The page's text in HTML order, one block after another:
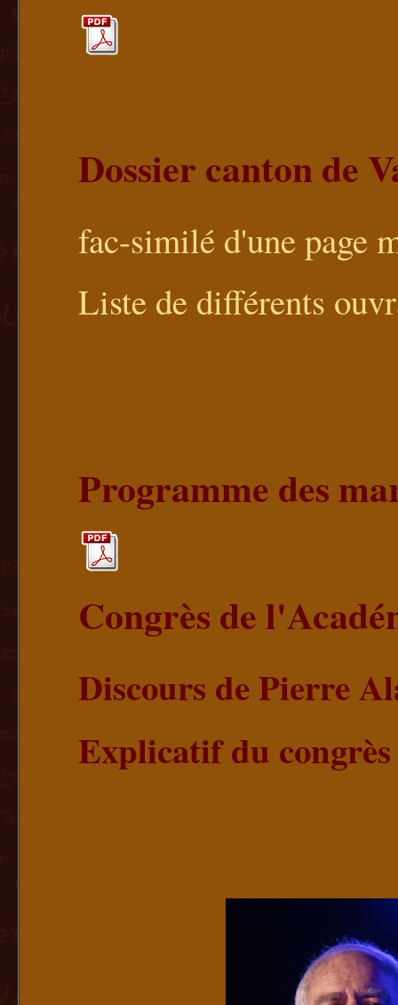
Dossier canton de
fac-similé d'une page
Liste de différents
Programme des
Congrès de
Discours de Pierre
Explicatif du